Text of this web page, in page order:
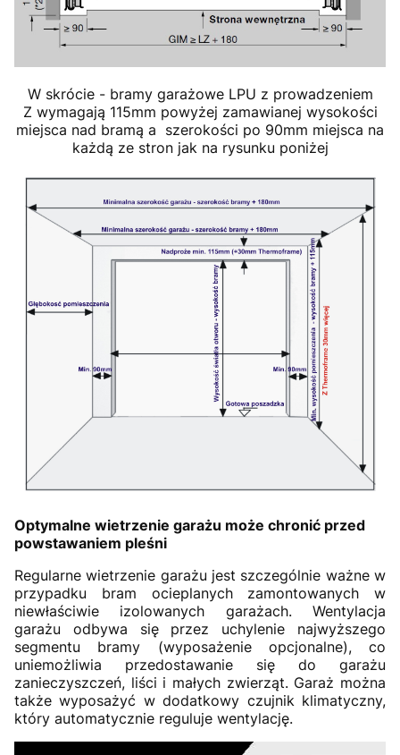
W skrócie - bramy garażowe LPU z prowadzeniem
Z wymagają 115mm powyżej zamawianej wysokości
miejsca nad bramą a szerokości po 90mm miejsca na
każdą ze stron jak na rysunku poniżej
Optymalne wietrzenie garażu może chronić przed
powstawaniem pleśni
Regularne wietrzenie garażu jest szczególnie ważne w
przypadku bram ocieplanych zamontowanych w
niewłaściwie izolowanych garażach. Wentylacja
garażu odbywa się przez uchylenie najwyższego
segmentu bramy (wyposażenie opcjonalne), co
uniemożliwia przedostawanie się do garażu
zanieczyszczeń, liści i małych zwierząt. Garaż można
także wyposażyć w dodatkowy czujnik klimatyczny,
który automatycznie reguluje wentylację.